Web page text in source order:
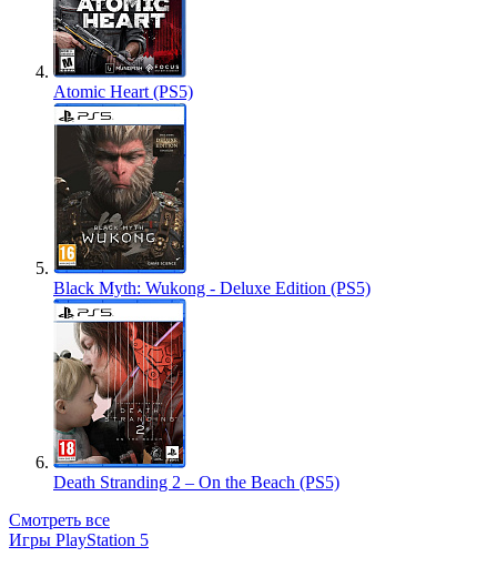
Atomic Heart (PS5)
Black Myth: Wukong - Deluxe Edition (PS5)
Death Stranding 2 – On the Beach (PS5)
Смотреть все
Игры PlayStation 5